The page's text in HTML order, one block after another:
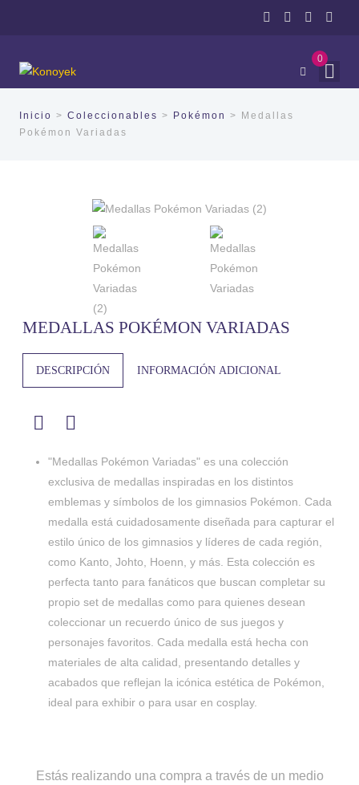
0
Inicio > Coleccionables > Pokémon > Medallas
Pokémon Variadas
MEDALLAS POKÉMON VARIADAS
DESCRIPCIÓN INFORMACIÓN ADICIONAL
"Medallas Pokémon Variadas" es una colección
exclusiva de medallas inspiradas en los distintos
emblemas y símbolos de los gimnasios Pokémon. Cada
medalla está cuidadosamente diseñada para capturar el
estilo único de los gimnasios y líderes de cada región,
como Kanto, Johto, Hoenn, y más. Esta colección es
perfecta tanto para fanáticos que buscan completar su
propio set de medallas como para quienes desean
coleccionar un recuerdo único de sus juegos y
personajes favoritos. Cada medalla está hecha con
materiales de alta calidad, presentando detalles y
acabados que reflejan la icónica estética de Pokémon,
ideal para exhibir o para usar en cosplay.
Estás realizando una compra a través de un medio